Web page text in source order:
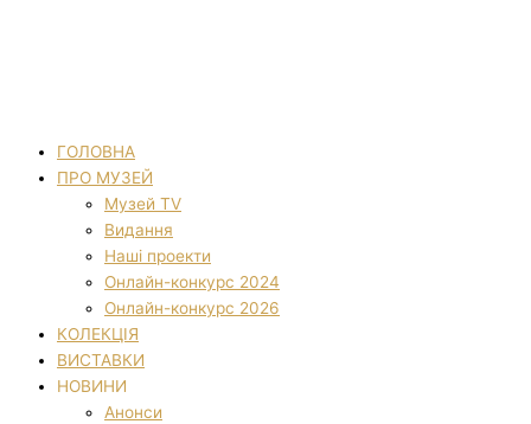
ГОЛОВНА
ПРО МУЗЕЙ
Музей TV
Видання
Наші проекти
Онлайн-конкурс 2024
Онлайн-конкурс 2026
КОЛЕКЦІЯ
ВИСТАВКИ
НОВИНИ
Анонси